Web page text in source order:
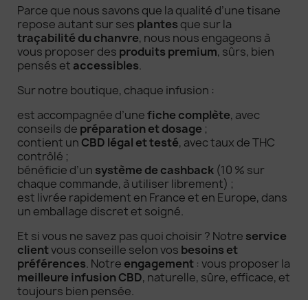
Parce que nous savons que la qualité d’une tisane
repose autant sur ses plantes que sur la
traçabilité du chanvre, nous nous engageons à
vous proposer des produits premium, sûrs, bien
pensés et accessibles.
Sur notre boutique, chaque infusion :
est accompagnée d’unefiche complète, avec
conseils de préparation et dosage ;
contient un CBD légal et testé, avec taux de THC
contrôlé ;
bénéficie d’un système de cashback (10 % sur
chaque commande, à utiliser librement) ;
est livrée rapidement en France et en Europe, dans
un emballage discret et soigné.
Et si vous ne savez pas quoi choisir ? Notre service
clientvous conseille selon vos besoins et
préférences. Notre engagement : vous proposer la
meilleure infusion CBD, naturelle, sûre, efficace, et
toujours bien pensée.